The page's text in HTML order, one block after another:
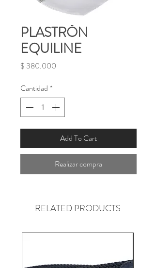
PLASTRÓN
EQUILINE
$ 380.000
Cantidad *
Add To Cart
Realizar compra
RELATED PRODUCTS